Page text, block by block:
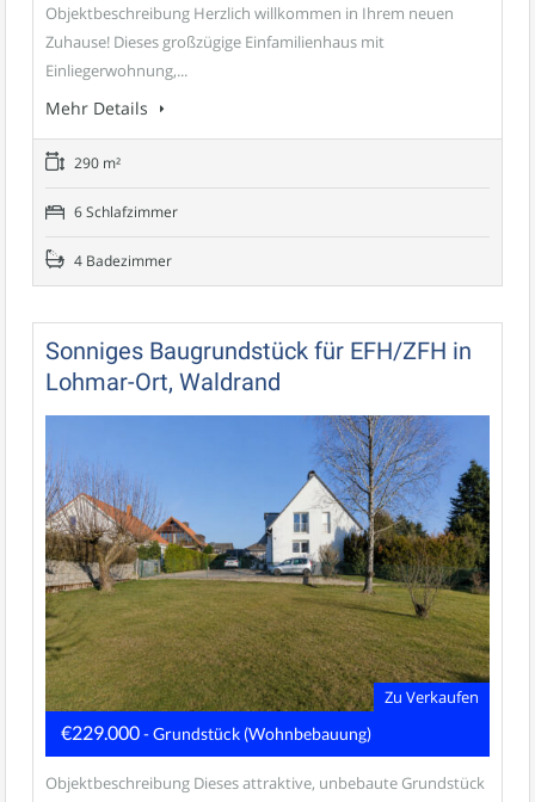
Objektbeschreibung Herzlich willkommen in Ihrem neuen
Zuhause! Dieses großzügige Einfamilienhaus mit
Einliegerwohnung,...
Mehr Details
290 m²
6 Schlafzimmer
4 Badezimmer
Sonniges Baugrundstück für EFH/ZFH in
Lohmar-Ort, Waldrand
Zu Verkaufen
€229.000- Grundstück (Wohnbebauung)
Objektbeschreibung Dieses attraktive, unbebaute Grundstück